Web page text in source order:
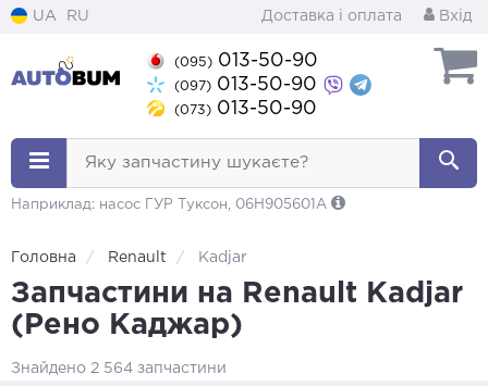
UA RU Доставка і оплата Вхід
(095) 013-50-90
(097) 013-50-90
(073) 013-50-90
Яку запчастину шукаєте?
Наприклад: насос ГУР Туксон, 06H905601A
Головна Renault Kadjar
Запчастини на Renault Kadjar
(Рено Каджар)
Знайдено 2 564 запчастини